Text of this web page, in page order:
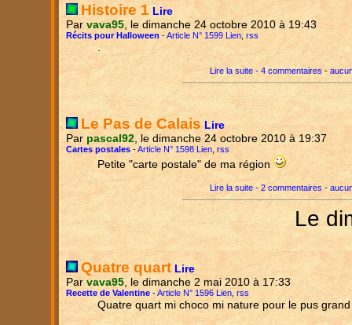
Histoire 1 Lire
Par vava95 , le dimanche 24 octobre 2010 à 19:43
Récits pour Halloween -Article N° 1599 Lien rss
Lire la suite - 4 commentaires -
Le Pas de Calais Lire
Par pascal92, le dimanche 24 octobre 2010 à 19:37
Cartes postales -Article N° 1598 Lien rss
Petite "carte postale" de ma région
Lire la suite - 2 commentaires -
Le
Quatre quart Lire
Par vava95, le dimanche 2 mai 2010 à 17:33
Recette de Valentine -Article N° 1596 Lien rss
Quatre quart mi choco mi nature pour le pus